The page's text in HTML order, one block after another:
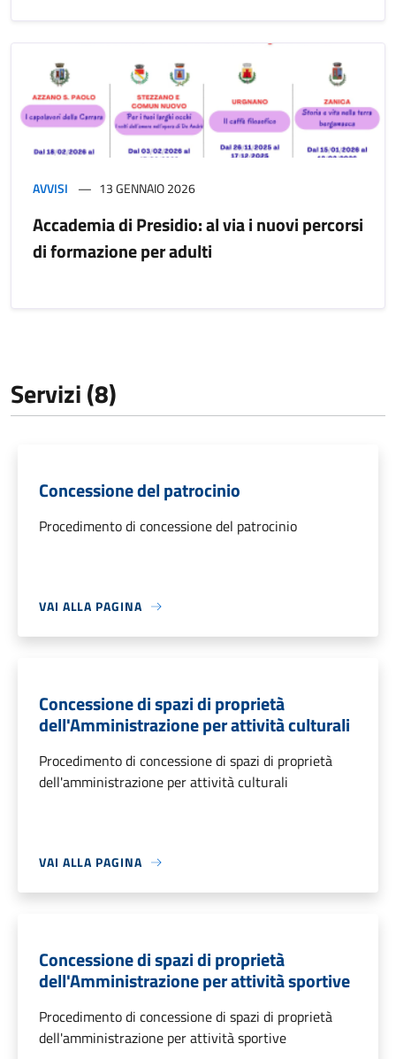
AVVISI 13 GENNAIO 2026
Accademia di Presidio: al via i nuovi percorsi
di formazione per adulti
Servizi (8)
Concessione del patrocinio
Procedimento di concessione del patrocinio
VAI ALLA PAGINA
Concessione di spazi di proprietà
dell'Amministrazione per attività culturali
Procedimento di concessione di spazi di proprietà
dell'amministrazione per attività culturali
VAI ALLA PAGINA
Concessione di spazi di proprietà
dell'Amministrazione per attività sportive
Procedimento di concessione di spazi di proprietà
dell'amministrazione per attività sportive